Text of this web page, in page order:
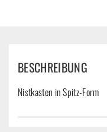
BESCHREIBUNG
Nistkasten in Spitz-Form